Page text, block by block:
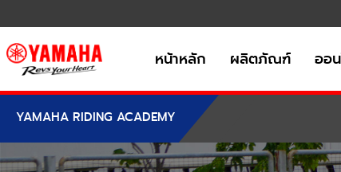
หน้าหลัก ผลิตภัณฑ์ ออ
YAMAHA RIDING ACADEMY